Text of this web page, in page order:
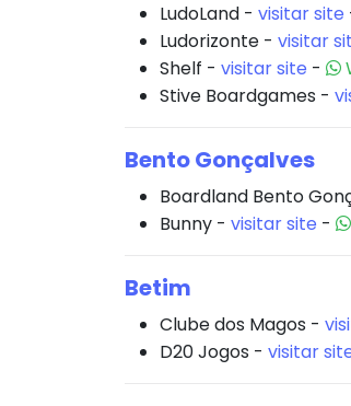
LudoLand - visitar site
Ludorizonte - visitar
Shelf - visitar site -
Stive Boardgames -
Bento Gonçalves
Boardland Bento
Bunny - visitar site -
Betim
Clube dos Magos -
D20 Jogos - visitar